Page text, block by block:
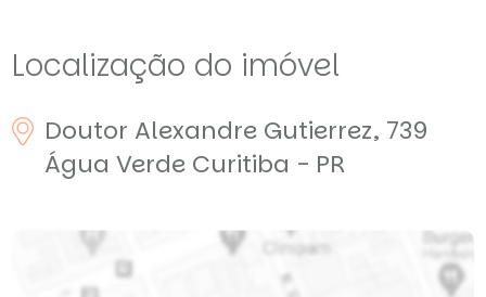
Localização do imóvel
Doutor Alexandre Gutierrez, 739
Água Verde Curitiba - PR